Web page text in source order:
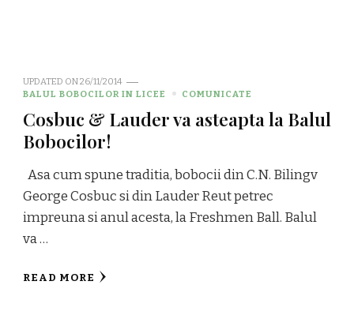
UPDATED ON26/11/2014
BALUL BOBOCILOR IN LICEE
COMUNICATE
Cosbuc & Lauder va asteapta la Balul
Bobocilor!
Asa cum spune traditia, bobocii din C.N. Bilingv
George Cosbuc si din Lauder Reut petrec
impreuna si anul acesta, la Freshmen Ball. Balul
va …
READ MORE